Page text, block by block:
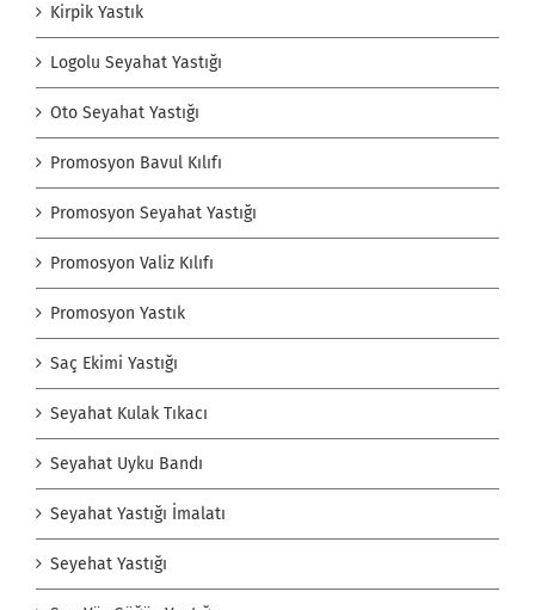
Kirpik Yastık
Logolu Seyahat Yastığı
Oto Seyahat Yastığı
Promosyon Bavul Kılıfı
Promosyon Seyahat Yastığı
Promosyon Valiz Kılıfı
Promosyon Yastık
Saç Ekimi Yastığı
Seyahat Kulak Tıkacı
Seyahat Uyku Bandı
Seyahat Yastığı İmalatı
Seyehat Yastığı